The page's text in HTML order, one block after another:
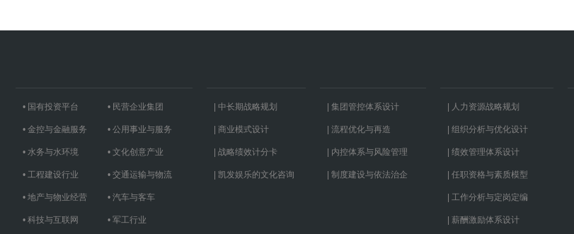
• 国有投资平台 • 民营企业集团
• 金控与金融服务 • 公用事业与服务
• 水务与水环境 • 文化创意产业
• 工程建设行业 • 交通运输与物流
• 地产与物业经营 • 汽车与客车
• 科技与互联网 • 军工行业
| 中长期战略规划
| 商业模式设计
| 战略绩效计分卡
| 凯发娱乐的文化咨询
| 集团管控体系设计
| 流程优化与再造
| 内控体系与风险管理
| 制度建设与依法治企
| 人力资源战略规划
| 组织分析与优化设计
| 绩效管理体系设计
| 任职资格与素质模型
| 工作分析与定岗定编
| 薪酬激励体系设计